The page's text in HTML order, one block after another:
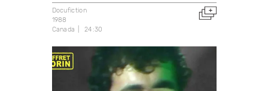
Docufiction
1988
Canada
24:30